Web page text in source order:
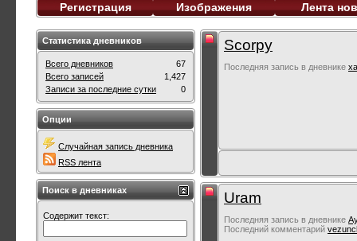
Регистрация Изображения Лента
Scorpy
Последняя запись в дневнике
Uram
Последняя запись в дневнике
Последний комментарий
Статистика дневников
Всего дневников
67
Всего записей
1,427
Записи за последние сутки
0
Опции
Случайная запись дневника
RSS лента
Поиск в дневниках
Содержит текст: